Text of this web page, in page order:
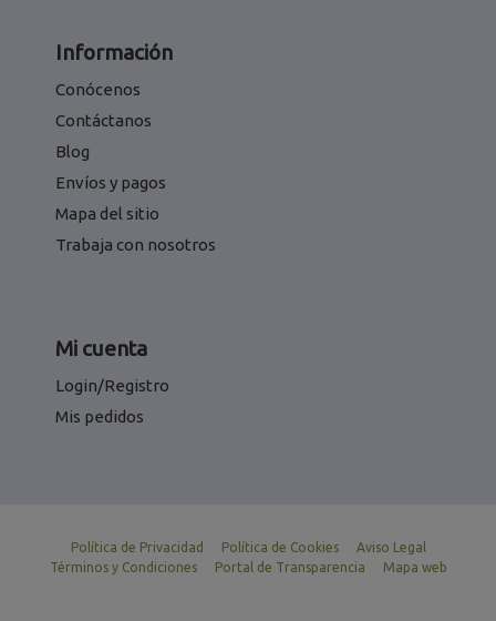
Información
Conócenos
Contáctanos
Blog
Envíos y pagos
Mapa del sitio
Trabaja con nosotros
Mi cuenta
Login/Registro
Mis pedidos
Política de Privacidad Política de Cookies
Aviso Legal
Términos y Condiciones
Portal de Transparencia Mapa web